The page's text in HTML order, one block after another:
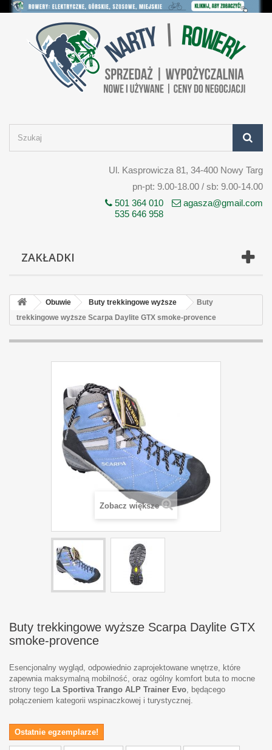
Ul. Kasprowicza 81, 34-400 Nowy Targ
pn-pt: 9.00-18.00 / sb: 9.00-14.00
501 364 010
535 646 958
agasza@gmail.com
ZAKŁADKI
Obuwie Buty trekkingowe wyższe
Buty
trekkingowe wyższe Scarpa Daylite GTX smoke-provence
Zobacz większe
Buty trekkingowe wyższe Scarpa Daylite GTX
smoke-provence
Esencjonalny wygląd, odpowiednio zaprojektowane wnętrze, które
zapewnia maksymalną mobilność, oraz ogólny komfort buta to mocne
strony tego La Sportiva Trango ALP Trainer Evo, będącego
połączeniem kategorii wspinaczkowej i turystycznej.
Ostatnie egzemplarze!